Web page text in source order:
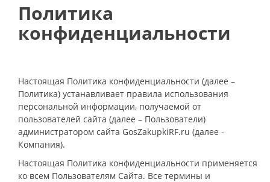
Политика
конфиденциальности
Настоящая Политика конфиденциальности (далее –
Политика) устанавливает правила использования
персональной информации, получаемой от
пользователей сайта (далее – Пользователи)
администратором сайта GosZakupkiRF.ru (далее -
Компания).
Настоящая Политика конфиденциальности применяется
ко всем Пользователям Сайта. Все термины и